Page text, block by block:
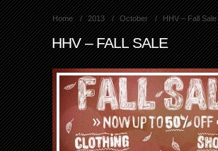
Home 2013 October HHV – Fall Sale
HHV – FALL SALE